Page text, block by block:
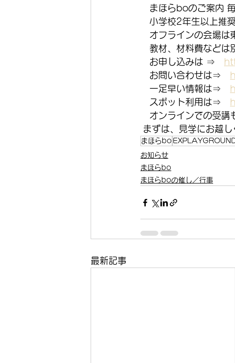
まほらboのご案内 毎
小学校2年生以上推奨
オフラインの会場は
教材、材料費などは
お申し込みは ⇒
お問い合わせは⇒
一足早い情報は⇒
スポット利用は⇒
オンラインでの受講
まずは、見学にお越し
まほらbo
お知らせ
まほらbo
まほらboの催し／行事
最新記事